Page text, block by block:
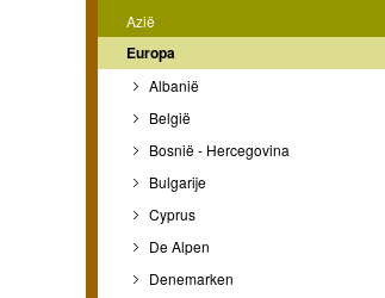
Azië
Europa
Albanië
België
Bosnië - Hercegovina
Bulgarije
Cyprus
De Alpen
Denemarken